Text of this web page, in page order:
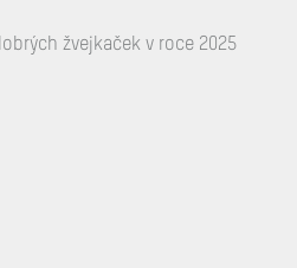
žvejkaček v roce 2025